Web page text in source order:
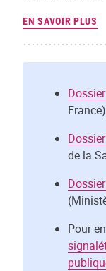
EN SAVOIR PLUS
France)
de la
Pour